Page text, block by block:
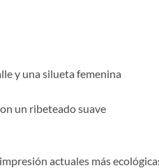
y una silueta femenina
un ribeteado suave
actuales más